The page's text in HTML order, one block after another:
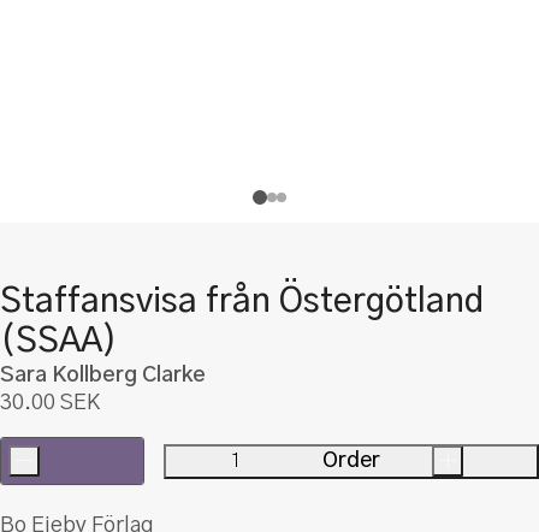
Staffansvisa från Östergötland
(SSAA)
Sara Kollberg Clarke
30.00 SEK
Staffansvisa
Order
Bo Ejeby Förlag